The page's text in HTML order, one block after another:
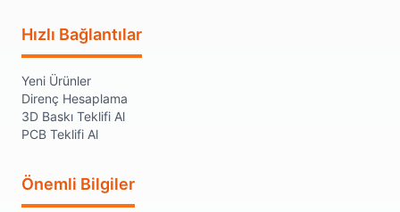
Hızlı Bağlantılar
Yeni Ürünler
Direnç Hesaplama
3D Baskı Teklifi Al
PCB Teklifi Al
Önemli Bilgiler